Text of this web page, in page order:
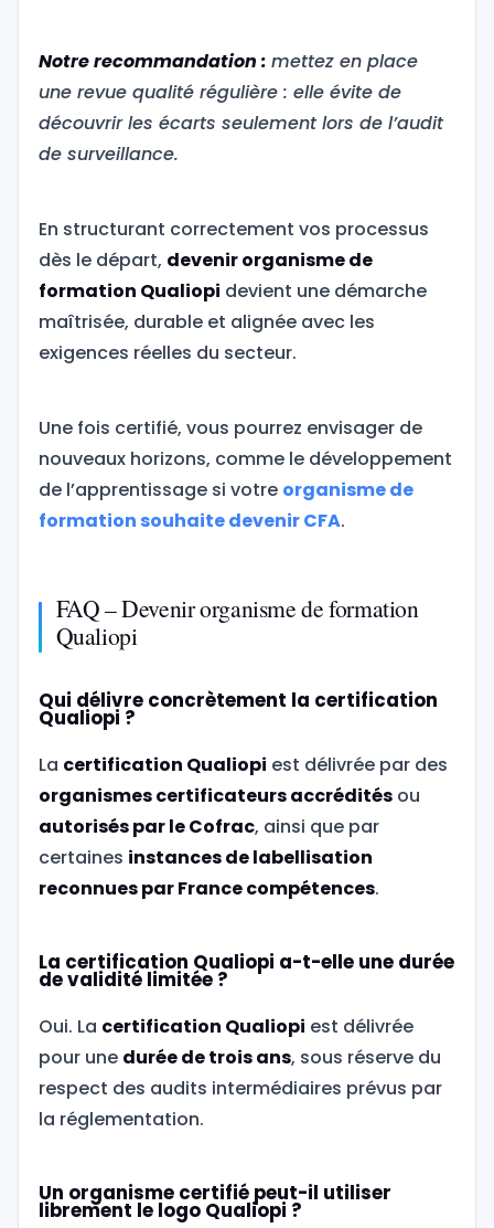
Notre recommandation : mettez en place
une revue qualité régulière : elle évite de
découvrir les écarts seulement lors de l’audit
de surveillance.
En structurant correctement vos processus
dès le départ, devenir organisme de
formation Qualiopi devient une démarche
maîtrisée, durable et alignée avec les
exigences réelles du secteur.
Une fois certifié, vous pourrez envisager de
nouveaux horizons, comme le développement
de l’apprentissage si votre organisme de
formation souhaite devenir CFA.
FAQ – Devenir organisme de formation
Qualiopi
Qui délivre concrètement la certification
Qualiopi ?
La certification Qualiopi est délivrée par des
organismes certificateurs accréditésou
autorisés par le Cofrac, ainsi que par
certaines instances de labellisation
reconnues par France compétences.
La certification Qualiopi a-t-elle une durée
de validité limitée ?
Oui. La certification Qualiopi est délivrée
pour une durée de trois ans, sous réserve du
respect des audits intermédiaires prévus par
la réglementation.
Un organisme certifié peut-il utiliser
librement le logo Qualiopi ?